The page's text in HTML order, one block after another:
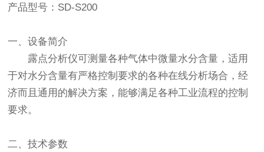
产品型号：SD-S200
一、设备简介
露点分析仪可测量各种气体中微量水分含量，适用
于对水分含量有严格控制要求的各种在线分析场合，经
济而且通用的解决方案，能够满足各种工业流程的控制
要求。
二、技术参数